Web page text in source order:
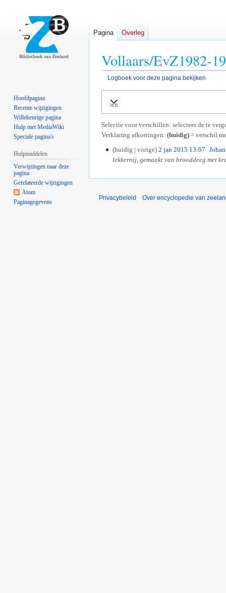
Vollaars/EvZ1982-
Logboek voor deze pagina bekijken
navigatie
zoeken
Uitvouwen
Selectie voor verschillen: selecteer de te
Verklaring afkortingen: (huidig) = verschil
n
0
huidig vorige 2 jan 2015 13:07
lekkernij, gemaakt van brooddeeg met
Pagina Overleg
Hoofdpagina
Recente wijzigingen
Willekeurige pagina
Hulp met MediaWiki
Speciale pagina's
Hulpmiddelen
Verwijzingen naar deze
pagina
Gerelateerde wijzigingen
Atom
Paginagegevens
Privacybeleid Over encyclopedie van